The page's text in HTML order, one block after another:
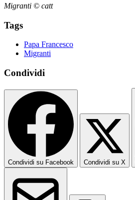
Migranti © catt
Tags
Papa Francesco
Migranti
Condividi
Condividi su Facebook Condividi su X